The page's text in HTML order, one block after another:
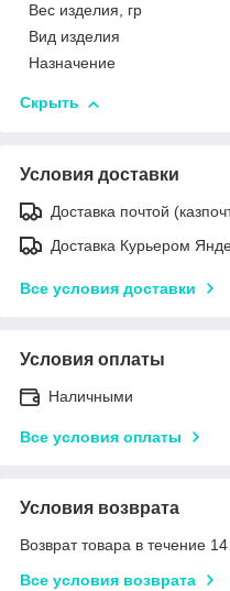
Вес изделия, гр
Вид изделия
Назначение
Скрыть
Условия доставки
Доставка почтой
Доставка Курьером
Все условия доставки
Условия оплаты
Наличными
Все условия оплаты
Условия возврата
Возврат товара в течение
Все условия возврата